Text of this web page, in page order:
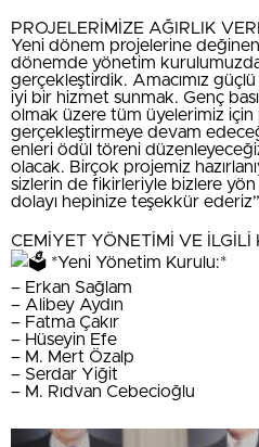
PROJELERİMİZE AĞIRLIK
Yeni dönem projelerine
dönemde yönetim
gerçekleştirdik. Amacımız
iyi bir hizmet sunmak. Genç
olmak üzere tüm üyelerimiz için
gerçekleştirmeye devam
enleri ödül töreni
olacak. Birçok projemiz
sizlerin de fikirleriyle bizlere yön
dolayı hepinize teşekkür
CEMİYET YÖNETİMİ VE İLGİLİ
*Yeni Yönetim Kurulu:*
– Erkan Sağlam
– Alibey Aydın
– Fatma Çakır
– Hüseyin Efe
– M. Mert Özalp
– Serdar Yiğit
– M. Rıdvan Cebecioğlu